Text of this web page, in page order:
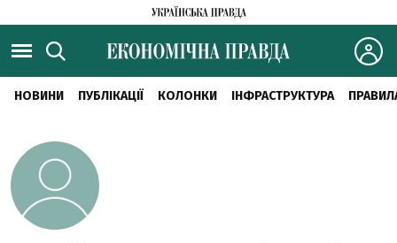
НОВИНИ ПУБЛІКАЦІЇ КОЛОНКИ ІНФРАСТРУКТУРА